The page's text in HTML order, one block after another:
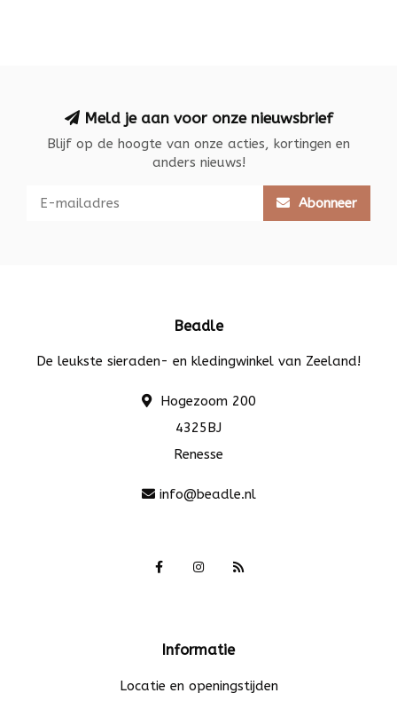
Meld je aan voor onze nieuwsbrief
Blijf op de hoogte van onze acties, kortingen en
anders nieuws!
Abonneer
Beadle
De leukste sieraden- en kledingwinkel van Zeeland!
Hogezoom 200
4325BJ
Renesse
info@beadle.nl
Informatie
Locatie en openingstijden